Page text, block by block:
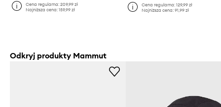
Cena regularna:209,99 zł
Najniższa cena:159,99 zł
Cena regularna: 129,99 zł
Najniższa cena: 91,99 zł
Odkryj produkty Mammut